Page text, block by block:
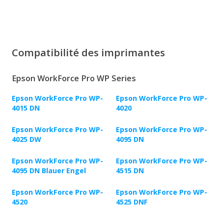
Compatibilité des imprimantes
Epson WorkForce Pro WP Series
Epson WorkForce Pro WP-
4015 DN
Epson WorkForce Pro WP-
4020
Epson WorkForce Pro WP-
4025 DW
Epson WorkForce Pro WP-
4095 DN
Epson WorkForce Pro WP-
4095 DN Blauer Engel
Epson WorkForce Pro WP-
4515 DN
Epson WorkForce Pro WP-
4520
Epson WorkForce Pro WP-
4525 DNF